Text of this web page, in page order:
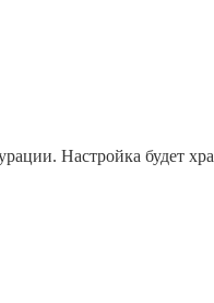
Настройка будет